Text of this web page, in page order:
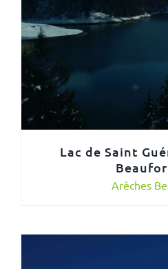
Lac de Saint
Arêches